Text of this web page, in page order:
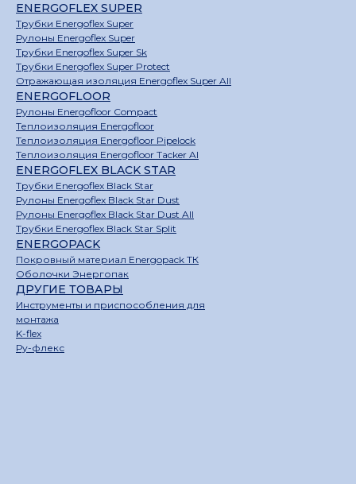
ENERGOFLEX SUPER
Трубки Energoflex Super
Рулоны Energoflex Super
Трубки Energoflex Super Sk
Трубки Energoflex Super Protect
Отражающая изоляция Energoflex Super All
ENERGOFLOOR
Рулоны Energofloor Compact
Теплоизоляция Energofloor
Теплоизоляция Energofloor Pipelock
Теплоизоляция Energofloor Tacker Al
ENERGOFLEX BLACK STAR
Трубки Energoflex Black Star
Рулоны Energoflex Black Star Dust
Рулоны Energoflex Black Star Dust All
Трубки Energoflex Black Star Split
ENERGOPACK
Покровный материал Energopack ТК
Оболочки Энергопак
ДРУГИЕ ТОВАРЫ
Инструменты и приспособления для
монтажа
K-flex
Ру-флекс